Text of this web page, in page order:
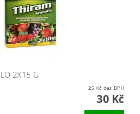
2X15 G
25 Kč bez DPH
30 Kč